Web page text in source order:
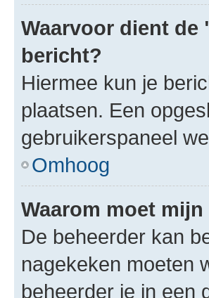
Waarvoor dient
bericht?
Hiermee kun je
plaatsen. Een
gebruikerspaneel
Omhoog
Waarom moet
De beheerder kan
nagekeken moeten
beheerder je in een